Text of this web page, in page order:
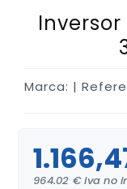
Inversor
Marca: |
964.02 € iva no